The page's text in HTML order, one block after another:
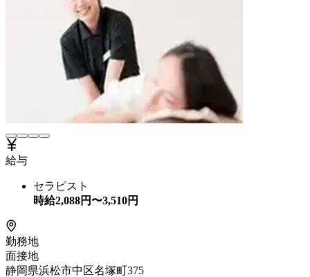
給与
セラピスト
時給2,088円〜3,510円
勤務地
面接地
静岡県浜松市中区名塚町375